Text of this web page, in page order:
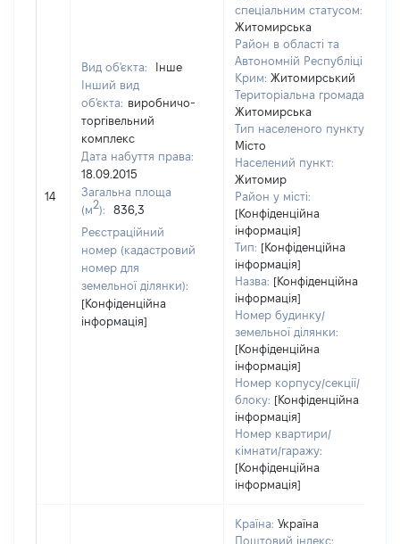
14
Вид об'єкта:
Інше
Інший вид
об'єкта: виробничо-
торгівельний
комплекс
Дата набуття права:
18.09.2015
Загальна площа
(м2):
836,3
Реєстраційний
номер (кадастровий
номер для
земельної ділянки):
[Конфіденційна
інформація]
спеціальним статусом:
Житомирська
Район в області та
Автономній Республіці
Крим: Житомирський
Територіальна громада:
Житомирська
Тип населеного пункту:
Місто
Населений пункт:
Житомир
Район у місті:
[Конфіденційна
інформація]
Тип: [Конфіденційна
інформація]
Назва: [Конфіденційна
інформація]
Номер будинку/
земельної ділянки:
[Конфіденційна
інформація]
Номер корпусу/секції/
блоку: [Конфіденційна
інформація]
Номер квартири/
кімнати/гаражу:
[Конфіденційна
інформація]
Країна: Україна
Поштовий індекс: